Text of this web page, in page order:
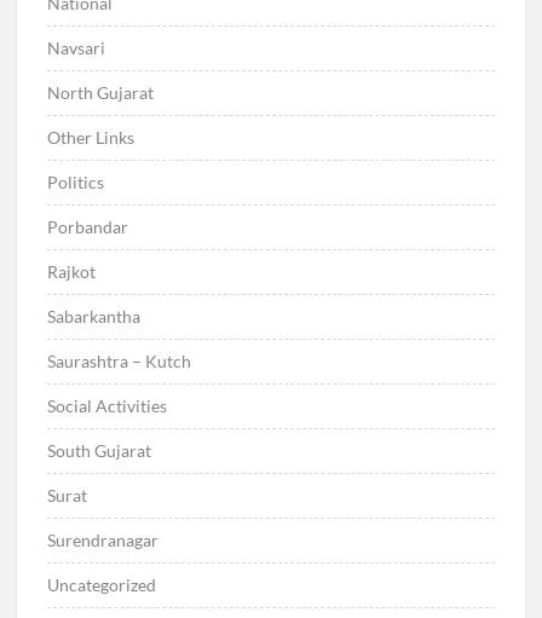
Navsari
North Gujarat
Other Links
Politics
Porbandar
Rajkot
Sabarkantha
Saurashtra – Kutch
Social Activities
South Gujarat
Surat
Surendranagar
Uncategorized